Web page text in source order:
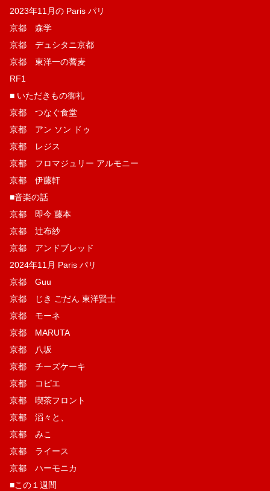
2023年11月の Paris パリ
京都 森学
京都 デュシタニ京都
京都 東洋一の蕎麦
RF1
■ いただきもの御礼
京都 つなぐ食堂
京都 アン ソン ドゥ
京都 レジス
京都 フロマジュリー アルモニー
京都 伊藤軒
■音楽の話
京都 即今 藤本
京都 辻布紗
京都 アンドブレッド
2024年11月 Paris パリ
京都 Guu
京都 じき ごだん 東洋賢士
京都 モーネ
京都 MARUTA
京都 八坂
京都 チーズケーキ
京都 コピエ
京都 喫茶フロント
京都 滔々と、
京都 みこ
京都 ライース
京都 ハーモニカ
■この１週間